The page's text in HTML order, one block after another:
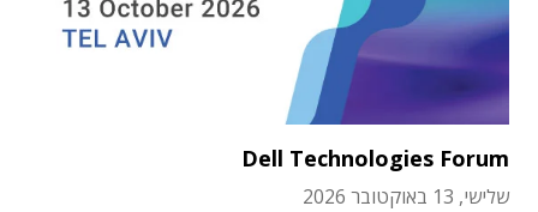
Dell Technologies Forum
שלישי, 13 באוקטובר 2026